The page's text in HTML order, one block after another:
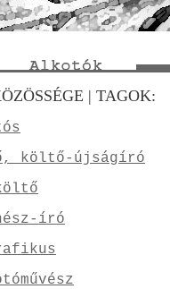
| TAGOK:
költő-újságíró
író